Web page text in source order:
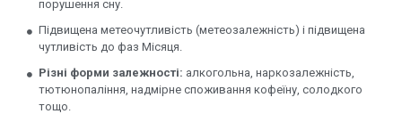
порушення сну.
Підвищена метеочутливість (метеозалежність) і підвищена
чутливість до фаз Місяця.
Різні форми залежності: алкогольна, наркозалежність,
тютюнопаління, надмірне споживання кофеїну, солодкого
тощо.